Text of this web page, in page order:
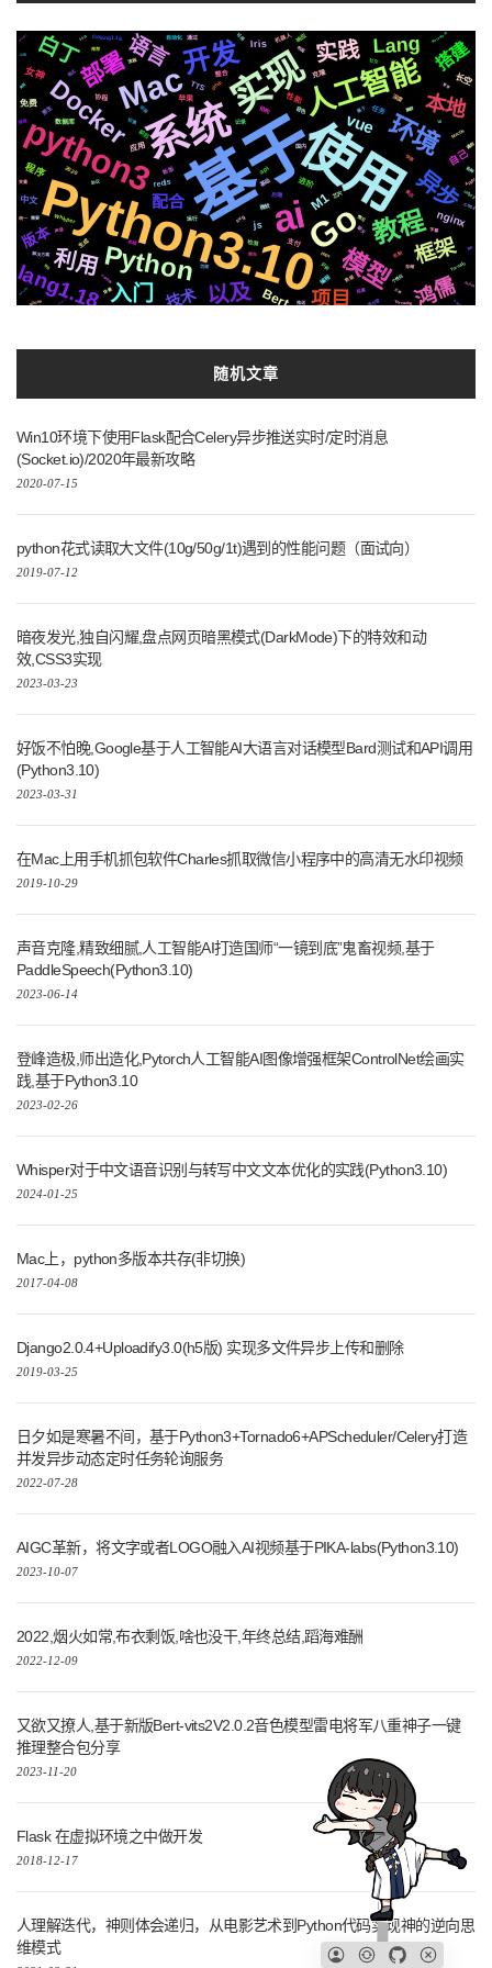
基于使用
Python3.10
系统
ai
实现
Go
python3
Mac 人工智能
开发
环境
教程
Python
Docker
模型
部署
异步
以及
利用
实践
入门
框架
lang1.18
本地
白丁
鸿儒
语言
项目
Lang 搭建
配合
vue
技术
版本
Bert
M1
nginx
程序
自己
js
Iris
女神
中文
免费
长空
进阶
redis
苹果 性能
应用
TTS
整合
支付
克隆
任务
协程
api
数据库
基础
2020
微软
国内
后端
机器人
Whisper
深度
记录
编程
通过
新版
svg
Golang1.18
生成
结构
运行
自动化
音色
响应
原生
芯片
前后
检测
github
切换
动画
爬虫
属于
情况
协议
io
聊天
合成
页面
https
MacOs
支付宝
简历
快速
布局
Tornado
个性化
识别
集群
流程
可用
声音
机制
社交
数据
centos
推送
需要
解决方案
格式
字幕
变量
推荐
celery
场景 阻塞
镜像
Apple
各种
存储
Silicon Tornado6
遇到
统一
CSS3
公司
管理
真实
Ruby3
钱包
2021
迁移
类型
MetaMask
AppleMacOs
ControlNet
python2.7
数据类型
随机文章
Win10环境下使用Flask配合Celery异步推送实时/定时消息
(Socket.io)/2020年最新攻略
2020-07-15
python花式读取大文件(10g/50g/1t)遇到的性能问题（面试向）
2019-07-12
暗夜发光,独自闪耀,盘点网页暗黑模式(DarkMode)下的特效和动
效,CSS3实现
2023-03-23
好饭不怕晚,Google基于人工智能AI大语言对话模型Bard测试和API调用
(Python3.10)
2023-03-31
在Mac上用手机抓包软件Charles抓取微信小程序中的高清无水印视频
2019-10-29
声音克隆,精致细腻,人工智能AI打造国师“一镜到底”鬼畜视频,基于
PaddleSpeech(Python3.10)
2023-06-14
登峰造极,师出造化,Pytorch人工智能AI图像增强框架ControlNet绘画实
践,基于Python3.10
2023-02-26
Whisper对于中文语音识别与转写中文文本优化的实践(Python3.10)
2024-01-25
Mac上，python多版本共存(非切换)
2017-04-08
Django2.0.4+Uploadify3.0(h5版) 实现多文件异步上传和删除
2019-03-25
日夕如是寒暑不间，基于Python3+Tornado6+APScheduler/Celery打造
并发异步动态定时任务轮询服务
2022-07-28
AIGC革新，将文字或者LOGO融入AI视频基于PIKA-labs(Python3.10)
2023-10-07
2022,烟火如常,布衣剩饭,啥也没干,年终总结,蹈海难酬
2022-12-09
又欲又撩人,基于新版Bert-vits2V2.0.2音色模型雷电将军八重神子一键
推理整合包分享
2023-11-20
Flask 在虚拟环境之中做开发
2018-12-17
人理解迭代，神则体会递归，从电影艺术到Python代码实现神的逆向思
维模式